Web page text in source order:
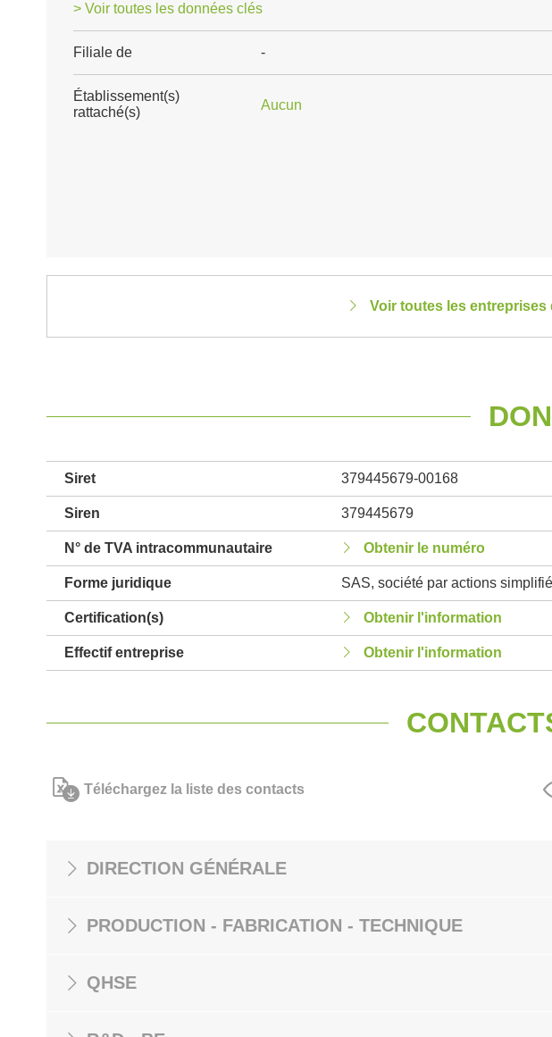
> Voir toutes les données clés
Filiale de -
Établissement(s)
rattaché(s)
Aucun
Voir toutes les
Siret 379445679-00168
Siren 379445679
N° de TVA intracommunautaire Obtenir le numéro
Forme juridique SAS, société par actions
Certification(s) Obtenir l'information
Effectif entreprise Obtenir l'information
Téléchargez la liste des contacts
DIRECTION GÉNÉRALE
PRODUCTION - FABRICATION - TECHNIQUE
QHSE